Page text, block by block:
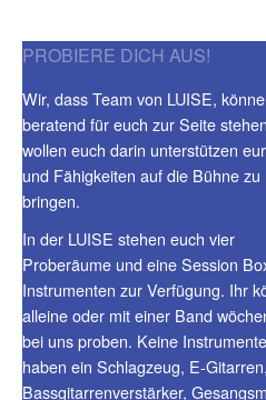
PROBIERE DICH AUS!
Wir, dass Team von LUISE,
beratend für euch zur Seite
wollen euch darin unterstützen
und Fähigkeiten auf die Bühne zu
bringen.
In der LUISE stehen euch vier
Proberäume und eine Session
Instrumenten zur Verfügung. Ihr
alleine oder mit einer Band
bei uns proben. Keine
haben ein Schlagzeug, E-Gitarren,
Bassgitarrenverstärker,